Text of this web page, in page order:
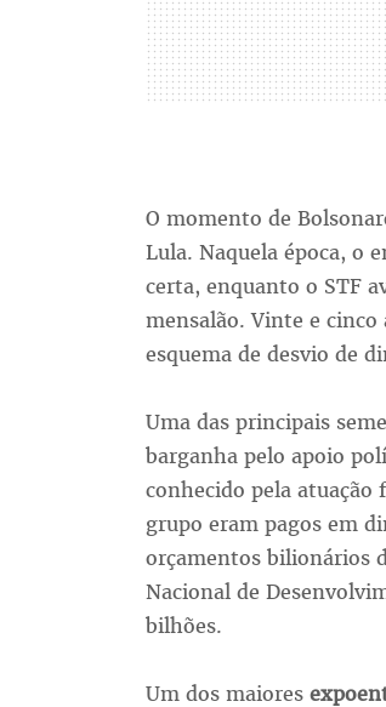
O momento de
Lula. Naquela época, o
certa, enquanto o STF
mensalão. Vinte e
esquema de desvio de
Uma das principais
barganha pelo apoio
conhecido pela atuação
grupo eram pagos em
orçamentos bilionários
Nacional de
bilhões.
Um dos maiores